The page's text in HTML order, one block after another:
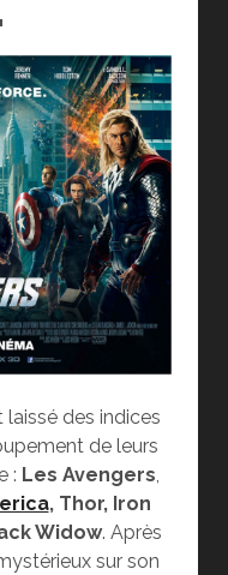
des indices
de leurs
: Les Avengers
, Thor, Iron
Widow. Après
sur son